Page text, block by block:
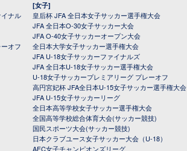
ナル
オフ
[女子]
皇后杯 JFA 全日本女子サッカー選手権大会
JFA 全日本O-30女子サッカー大会
JFA O-40女子サッカーオープン大会
全日本大学女子サッカー選手権大会
JFA U-18女子サッカーファイナルズ
JFA 全日本U-18女子サッカー選手権大会
U-18女子サッカープレミアリーグ プレーオフ
高円宮妃杯 JFA全日本U-15女子サッカー選手権大会
JFA U-15女子サッカーリーグ
全日本高等学校女子サッカー選手権大会
全国高等学校総合体育大会(サッカー競技)
国民スポーツ大会(サッカー競技)
日本クラブユース女子サッカー大会（U-18）
AFC女子チャンピオンズリーグ